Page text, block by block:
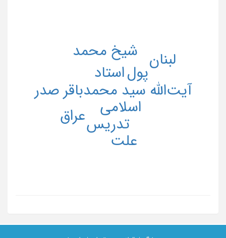
آیت‌الله سید محمدباقر صدر
استاد
اسلامی
پول
تدریس
شیخ محمد
عراق
علت
لبنان